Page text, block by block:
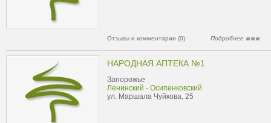
Отзывы и комментарии (0) Подробнее
НАРОДНАЯ АПТЕКА №1
Запорожье
Ленинский - Осипенковский
ул. Маршала Чуйкова, 25